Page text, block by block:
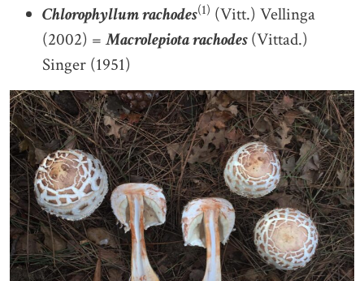
Chlorophyllum rachodes(1) (Vitt.) Vellinga
(2002) =Macrolepiota rachodes(Vittad.)
Singer (1951)